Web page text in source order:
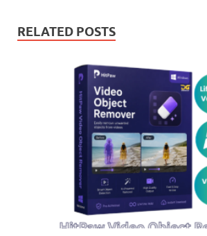
RELATED POSTS